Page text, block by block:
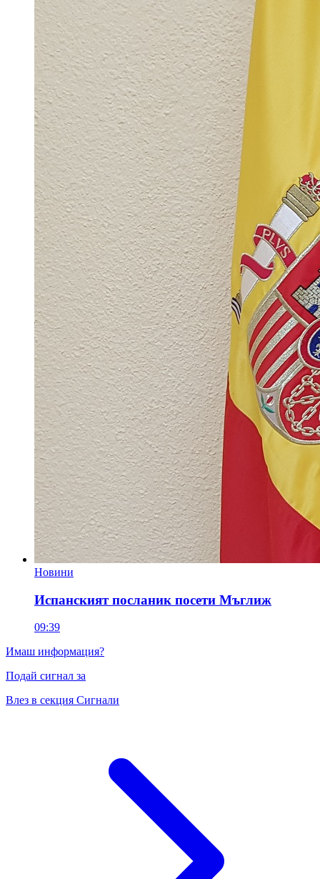
Новини
Испанският посланик посети Мъглиж
09:39
Имаш информация?
Подай сигнал за
Влез в секция Сигнали